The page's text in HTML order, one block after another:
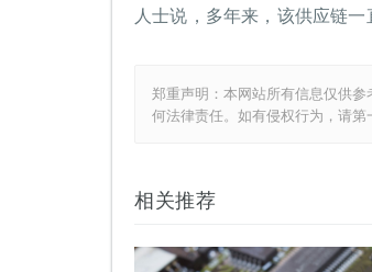
人士说，多年来，该供应链一
郑重声明：本网站所有信息仅供
何法律责任。如有侵权行为，请第
相关推荐